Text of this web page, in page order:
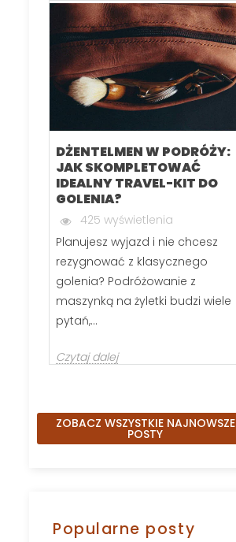
DŻENTELMEN W PODRÓŻY:
JAK SKOMPLETOWAĆ
IDEALNY TRAVEL-KIT DO
GOLENIA?
425 wyświetlenia
Planujesz wyjazd i nie chcesz
rezygnować z klasycznego
golenia? Podróżowanie z
maszynką na żyletki budzi wiele
pytań,...
Czytaj dalej
ZOBACZ WSZYSTKIE NAJNOWSZE
POSTY
Popularne posty